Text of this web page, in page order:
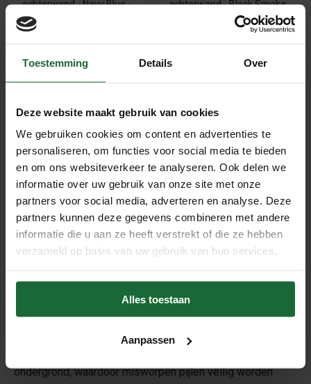
Toestemming Details Over
Deze website maakt gebruik van cookies
We gebruiken cookies om content en advertenties te
personaliseren, om functies voor social media te bieden
en om ons websiteverkeer te analyseren. Ook delen we
informatie over uw gebruik van onze site met onze
partners voor social media, adverteren en analyse. Deze
partners kunnen deze gegevens combineren met andere
informatie die u aan ze heeft verstrekt of die ze hebben
verzameld op basis van uw gebruik van hun services.
Alles toestaan
Aanpassen
achterwand - Navy Blue -
ROND - 80cm
€129,95
achterwand - Black Smoke
Design Dartbord
achterwand - Country Ivory
- ROND - 80cm
€129,95
Bescherm je muur en dartpijlen met deze ronde dartbord
achterwand (80 cm). Gemaakt van 9 mm multiplex en 6 mm
ondergrond, waardoor misworpen pijlen veilig worden